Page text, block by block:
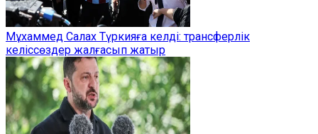
Мұхаммед Салах Түркияға келді: трансферлік
келіссөздер жалғасып жатыр